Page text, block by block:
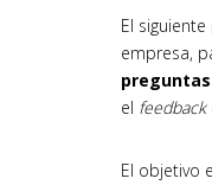
El
empresa,
el feedback
El objetivo